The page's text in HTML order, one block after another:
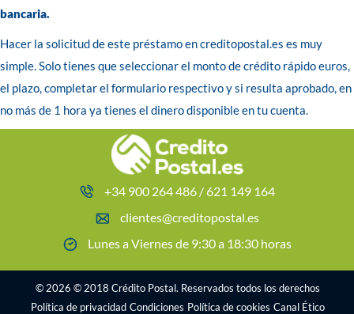
bancaria.
Hacer la solicitud de este préstamo en creditopostal.es es muy
simple. Solo tienes que seleccionar el monto de crédito rápido euros,
el plazo, completar el formulario respectivo y si resulta aprobado, en
no más de 1 hora ya tienes el dinero disponible en tu cuenta.
+34 900 264 486 / 621 149 164
clientes@creditopostal.es
Lunes a Viernes de 9:30 a 18:30 horas
© 2026 © 2018 Crédito Postal. Reservados todos los derechos
Política de privacidad Condiciones Política de cookies Canal Ético